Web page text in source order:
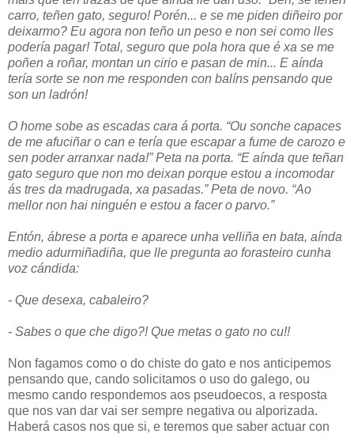
carro, teñen gato, seguro! Porén... e se me piden diñeiro por
deixarmo? Eu agora non teño un peso e non sei como lles
podería pagar! Total, seguro que pola hora que é xa se me
poñen a roñar, montan un cirio e pasan de min... E aínda
tería sorte se non me responden con balíns pensando que
son un ladrón!
O home sobe as escadas cara á porta. “Ou sonche capaces
de me afuciñar o can e tería que escapar a fume de carozo e
sen poder arranxar nada!” Peta na porta. “E aínda que teñan
gato seguro que non mo deixan porque estou a incomodar
ás tres da madrugada, xa pasadas.” Peta de novo. “Ao
mellor non hai ninguén e estou a facer o parvo.”
Entón, ábrese a porta e aparece unha velliña en bata, aínda
medio adurmiñadiña, que lle pregunta ao forasteiro cunha
voz cándida:
- Que desexa, cabaleiro?
- Sabes o que che digo?! Que metas o gato no cu!!
Non fagamos como o do chiste do gato e nos anticipemos
pensando que, cando solicitamos o uso do galego, ou
mesmo cando respondemos aos pseudoecos, a resposta
que nos van dar vai ser sempre negativa ou alporizada.
Haberá casos nos que si, e teremos que saber actuar con